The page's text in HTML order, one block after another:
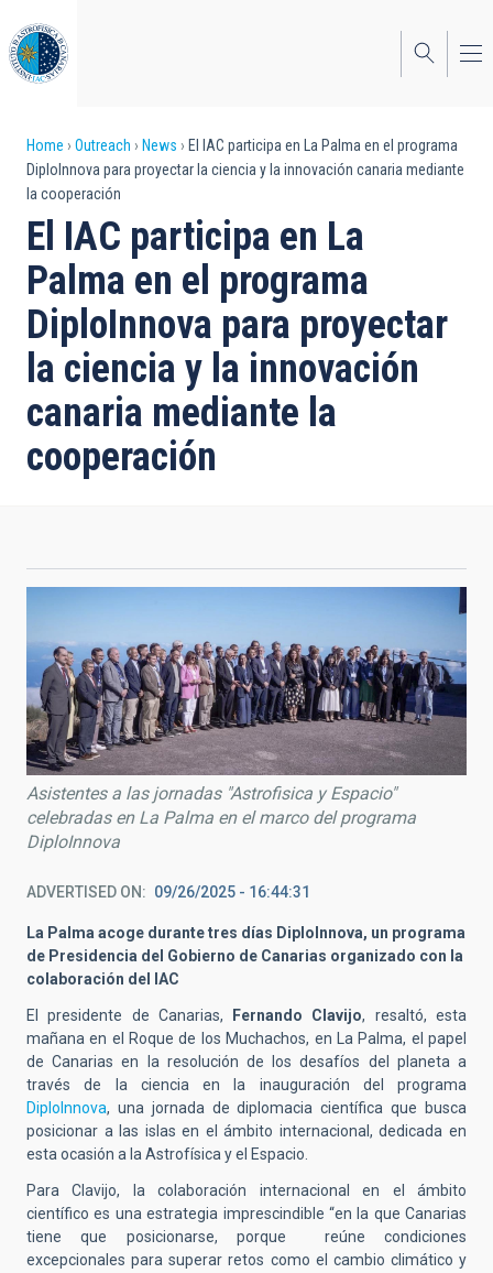
to
main
content
Breadcrumb
Home Outreach News
El IAC participa en La Palma en el programa
DiploInnova para proyectar la ciencia y la innovación canaria mediante
la cooperación
El IAC participa en La
Palma en el programa
DiploInnova para proyectar
la ciencia y la innovación
canaria mediante la
cooperación
Asistentes a las jornadas "Astrofisica y Espacio"
celebradas en La Palma en el marco del programa
DiploInnova
ADVERTISED ON 09/26/2025 - 16:44:31
La Palma acoge durante tres días DiploInnova, un programa
de Presidencia del Gobierno de Canarias organizado con la
colaboración del IAC
El presidente de Canarias, Fernando Clavijo, resaltó, esta
mañana en el Roque de los Muchachos, en La Palma, el papel
de Canarias en la resolución de los desafíos del planeta a
través de la ciencia en la inauguración del programa
DiploInnova, una jornada de diplomacia científica que busca
posicionar a las islas en el ámbito internacional, dedicada en
esta ocasión a la Astrofísica y el Espacio.
Para Clavijo,
la colaboración internacional en el ámbito
científico es una estrategia imprescindible “en la que Canarias
tiene que posicionarse, porque reúne condiciones
excepcionales para superar retos como el cambio climático y